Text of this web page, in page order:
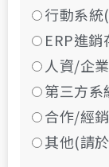
行動系
ERP進銷
人資/企
第三方系
合作/經
其他(請